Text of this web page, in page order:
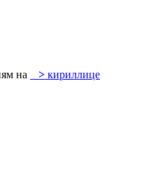
на
> кириллице